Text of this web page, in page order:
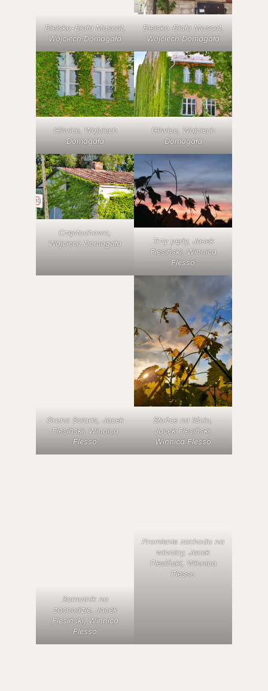
Bielsko-Biała Muscat,
Wojciech Domagała
Bielsko-Biała Muscat,
Wojciech Domagała
Gliwice, Wojciech
Domagała
Gliwice, Wojciech
Domagała
Częstochowa,
Wojciech Domagała
Trzy pędy, Jacek
Flesiński, Winnica
Flesso
Grona Solaris, Jacek
Flesiński, Winnica
Flesso
Słońce na liściu,
Jacek Flesiński,
Winnica Flesso
Samotnik na
zachodzie, Jacek
Flesiński, Winnica
Flesso
Promienie zachodu na
winnicy, Jacek
Flesiński, Winnica
Flesso